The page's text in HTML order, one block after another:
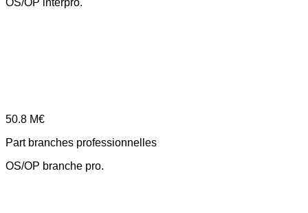
OS/OP interpro.
50.8 M€
Part branches professionnelles
OS/OP branche pro.